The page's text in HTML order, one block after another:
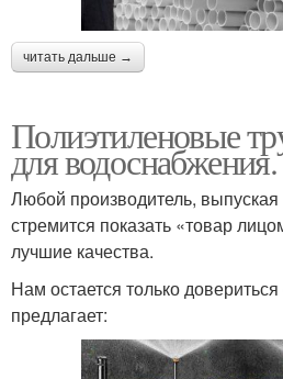
читать дальше →
Полиэтиленовые
для
Любой производитель, выпуская
стремится показать «товар
лучшие качества.
Нам остается только
предлагает: